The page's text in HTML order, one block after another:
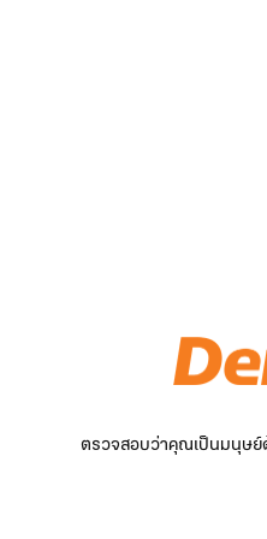
ตรวจสอบว่าคุณเป็นมนุษย์